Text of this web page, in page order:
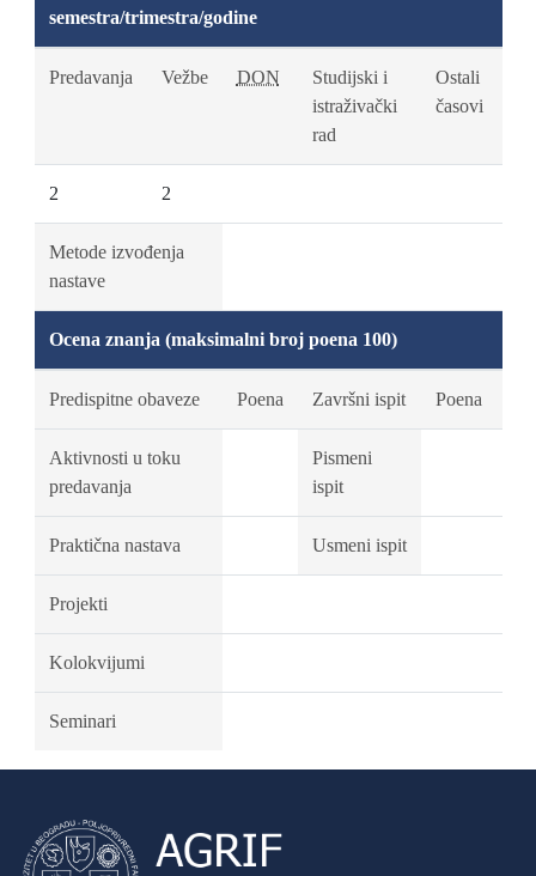
semestra/trimestra/godine
Predavanja Vežbe DON
Studijski i
istraživački
rad
Ostali
časovi
2 2
Metode izvođenja
nastave
Ocena znanja (maksimalni broj poena 100)
Predispitne obaveze Poena Završni ispit Poena
Aktivnosti u toku
predavanja
Pismeni
ispit
Praktična nastava Usmeni ispit
Projekti
Kolokvijumi
Seminari